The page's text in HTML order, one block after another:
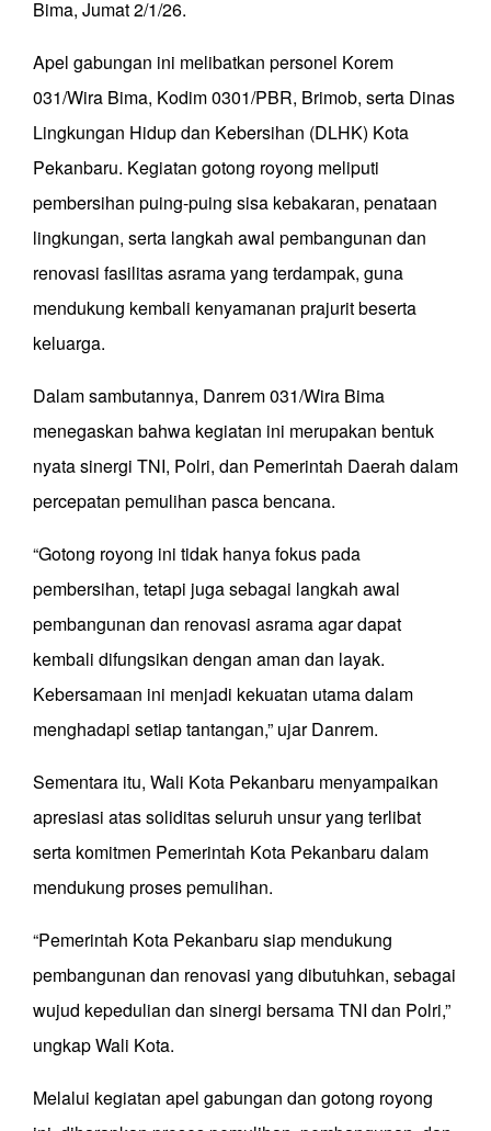
Bima, Jumat 2/1/26.
Apel gabungan ini melibatkan personel Korem
031/Wira Bima, Kodim 0301/PBR, Brimob, serta Dinas
Lingkungan Hidup dan Kebersihan (DLHK) Kota
Pekanbaru. Kegiatan gotong royong meliputi
pembersihan puing-puing sisa kebakaran, penataan
lingkungan, serta langkah awal pembangunan dan
renovasi fasilitas asrama yang terdampak, guna
mendukung kembali kenyamanan prajurit beserta
keluarga.
Dalam sambutannya, Danrem 031/Wira Bima
menegaskan bahwa kegiatan ini merupakan bentuk
nyata sinergi TNI, Polri, dan Pemerintah Daerah dalam
percepatan pemulihan pasca bencana.
“Gotong royong ini tidak hanya fokus pada
pembersihan, tetapi juga sebagai langkah awal
pembangunan dan renovasi asrama agar dapat
kembali difungsikan dengan aman dan layak.
Kebersamaan ini menjadi kekuatan utama dalam
menghadapi setiap tantangan,” ujar Danrem.
Sementara itu, Wali Kota Pekanbaru menyampaikan
apresiasi atas soliditas seluruh unsur yang terlibat
serta komitmen Pemerintah Kota Pekanbaru dalam
mendukung proses pemulihan.
“Pemerintah Kota Pekanbaru siap mendukung
pembangunan dan renovasi yang dibutuhkan, sebagai
wujud kepedulian dan sinergi bersama TNI dan Polri,”
ungkap Wali Kota.
Melalui kegiatan apel gabungan dan gotong royong